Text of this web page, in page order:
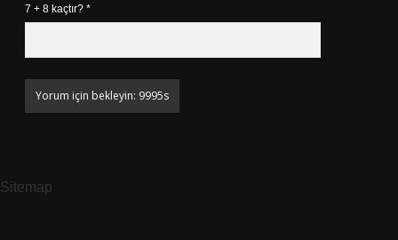
7 + 8 kaçtır? *
Sitemap